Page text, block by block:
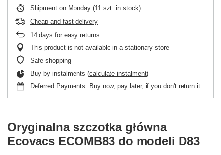
Shipment on Monday (11 szt. in stock)
Cheap and fast delivery
14 days for easy returns
This product is not available in a stationary store
Safe shopping
Buy by instalments (calculate instalment)
Deferred Payments. Buy now, pay later, if you don't return it
Oryginalna szczotka główna
Ecovacs ECOMB83 do modeli D83